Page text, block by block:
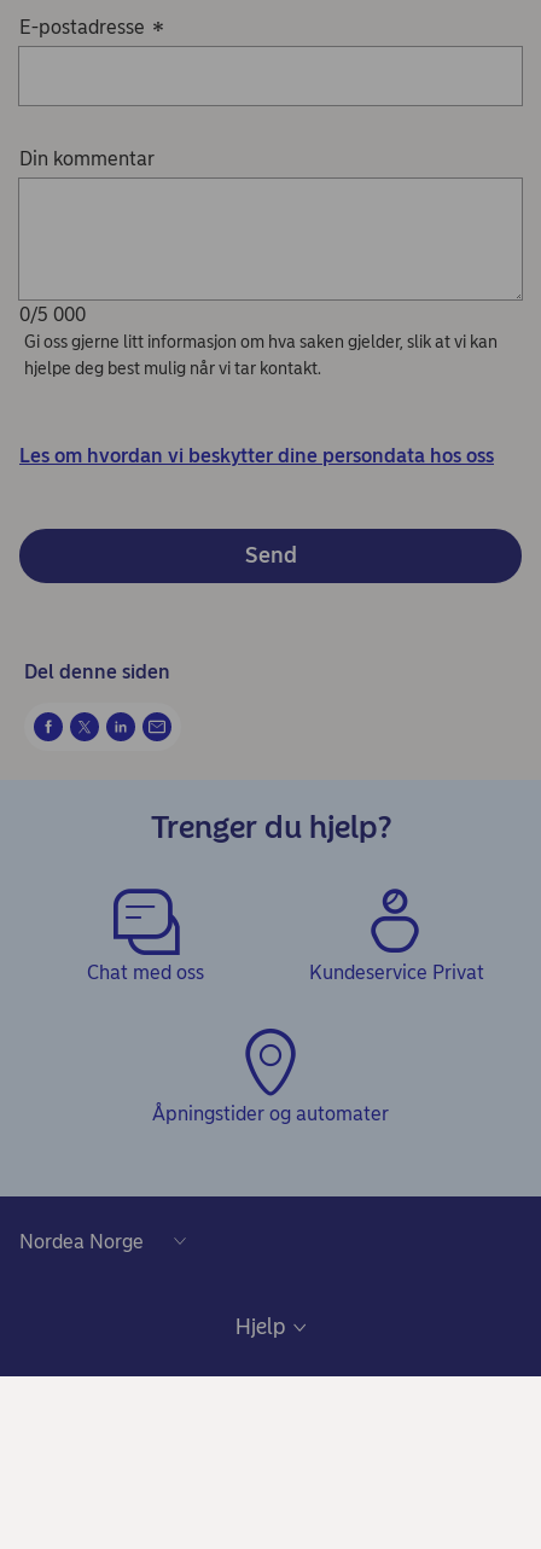
E-postadresse *
Din kommentar
0/5 000
Gi oss gjerne litt informasjon om hva saken gjelder, slik at vi kan
hjelpe deg best mulig når vi tar kontakt.
Les om hvordan vi beskytter dine persondata hos oss
Send
Del denne siden
Trenger du hjelp?
Chat med oss Kundeservice Privat
Åpningstider og automater
Hjelp
Kundeservice